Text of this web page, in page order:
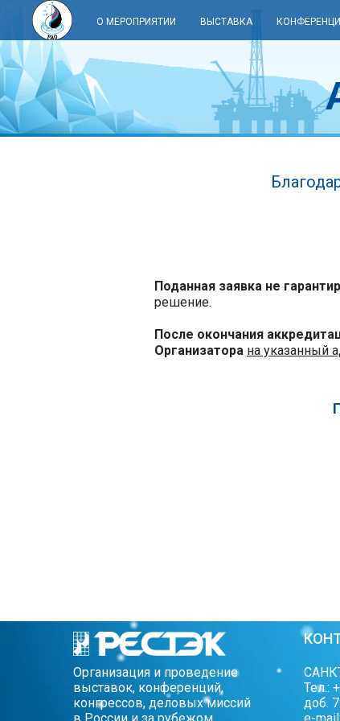
О МЕРОПРИЯТИИ ВЫСТАВКА
Поданная заявка не
решение.
После окончания
Организатора на указанный
Тел.:
доб.
Организация и проведение
выставок, конференций,
конгрессов, деловых миссий